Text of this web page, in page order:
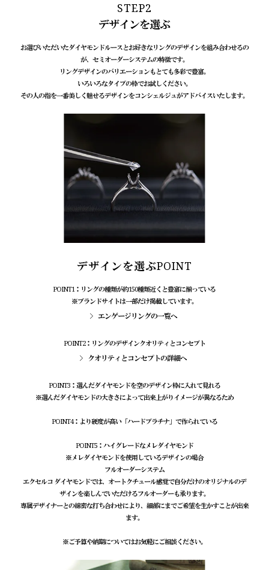
STEP2
デザインを選ぶ
お選びいただいたダイヤモンドルースとお好きなリングのデザインを組み合わせるの
が、セミオーダーシステムの特徴です。
リングデザインのバリエーションもとても多彩で豊富。
いろいろなタイプの枠でお試しください。
その人の指を一番美しく魅せるデザインをコンシェルジュがアドバイスいたします。
デザインを選ぶPOINT
POINT1：リングの種類が約150種類近くと豊富に揃っている
※ブランドサイトは一部だけ掲載しています。
エンゲージリングの一覧へ
POINT2：リングのデザインクオリティとコンセプト
クオリティとコンセプトの詳細へ
POINT3：選んだダイヤモンドを空のデザイン枠に入れて見れる
※選んだダイヤモンドの大きさによって出来上がりイメージが異なるため
POINT4：より硬度が高い「ハードプラチナ」で作られている
POINT5：ハイグレードなメレダイヤモンド
※メレダイヤモンドを使用しているデザインの場合
フルオーダーシステム
エクセルコ ダイヤモンドでは、オートクチュール感覚で自分だけのオリジナルのデ
ザインを楽しんでいただけるフルオーダーも承ります。
専属デザイナーとの綿密な打ち合わせにより、細部にまでご希望を生かすことが出来
ます。
※ご予算や納期についてはお気軽にご相談ください。